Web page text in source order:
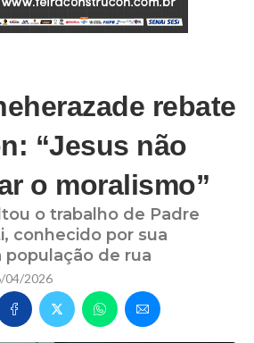
rebate
“Jesus não
o moralismo”
o trabalho de Padre
conhecido por sua
de rua
04/2026